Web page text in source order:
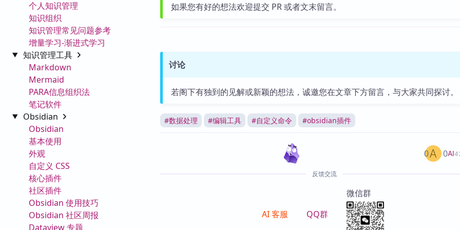
个人知识管理
知识组织
知识管理常见问题参考
增量学习-渐进式学习
知识管理工具
Markdown
Mermaid
PARA信息组织法
笔记软件
Obsidian
Obsidian
基本使用
外观
自定义 CSS
核心插件
社区插件
Obsidian 使用技巧
Obsidian 社区周报
Dataview 专题
如果您有好的想法欢迎提交 PR 或者文末留言。
讨论
若阁下有独到的见解或新颖的想法，诚邀您在文章下方留言，与大家共同探讨。
#数据处理 #编辑工具 #自定义命令 #obsidian插件
AI
0 0
反馈交流
AI 客服 QQ群
微信群